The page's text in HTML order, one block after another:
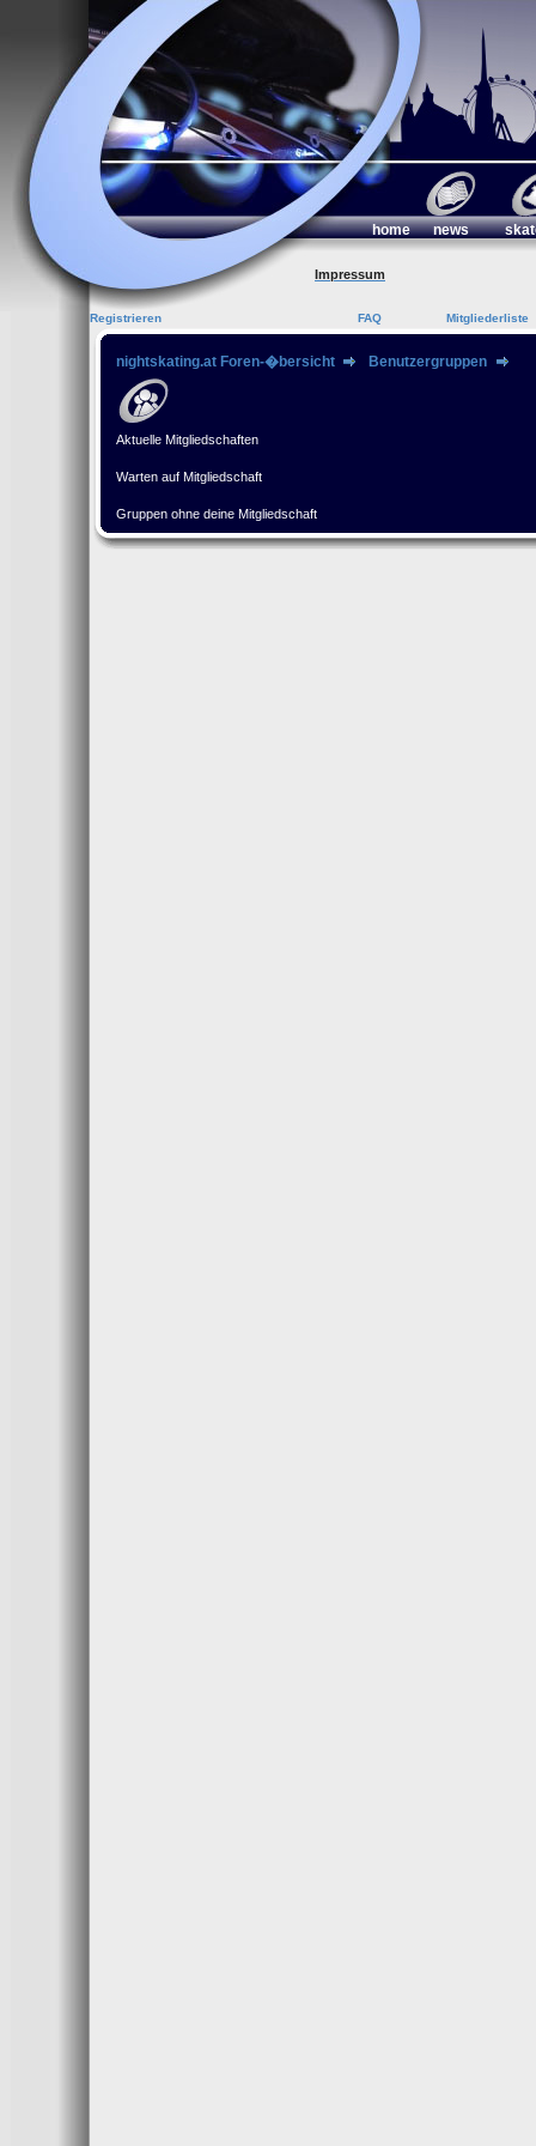
home news
Impressum
Registrieren FAQ Mitgliederliste
nightskating.at Foren-�bersicht Benutzergruppen
Aktuelle Mitgliedschaften
Warten auf Mitgliedschaft
Gruppen ohne deine Mitgliedschaft